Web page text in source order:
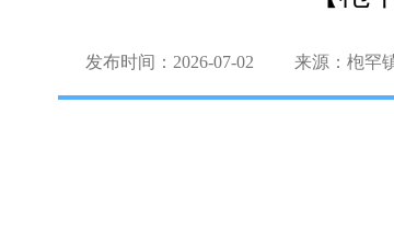
发布时间：2026-07-02 来源：枹罕